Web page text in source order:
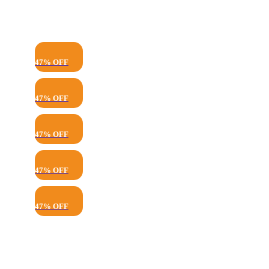
47% OFF
47% OFF
47% OFF
47% OFF
47% OFF